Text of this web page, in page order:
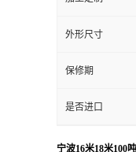
外形尺寸
保修期
是否进口
宁波16米18米100